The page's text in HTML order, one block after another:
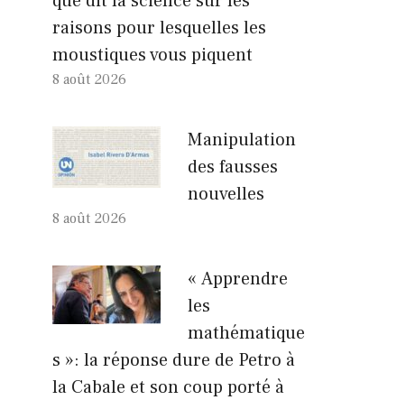
raisons pour lesquelles les
moustiques vous piquent
8 août 2026
Manipulation
des fausses
nouvelles
8 août 2026
« Apprendre
les
mathématique
s »: la réponse dure de Petro à
la Cabale et son coup porté à